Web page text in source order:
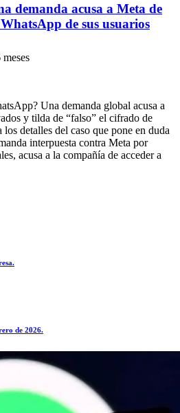
demanda acusa a Meta de
de sus usuarios
meses
Una demanda global acusa a
y tilda de “falso” el cifrado de
detalles del caso que pone en duda
interpuesta contra Meta por
acusa a la compañía de acceder a
de 2026.